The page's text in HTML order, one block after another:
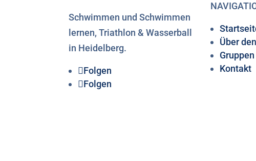
Schwimmen und Schwimmen
lernen, Triathlon & Wasserball
in Heidelberg.
Folgen
Folgen
Über
Kontakt